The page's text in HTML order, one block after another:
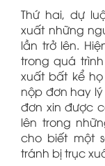
Thứ hai, dự
xuất những
lần trở lên.
trong quá
xuất bất kể
nộp đơn hay
đơn xin được
lên trong
cho biết một
tránh bị trục